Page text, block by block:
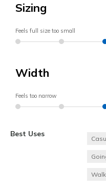
Sizing
Feels full size too small
Width
Feels too narrow
Best Uses